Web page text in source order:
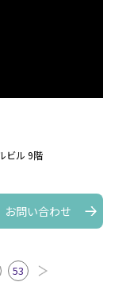
ビル 9階
お問い合わせ
53